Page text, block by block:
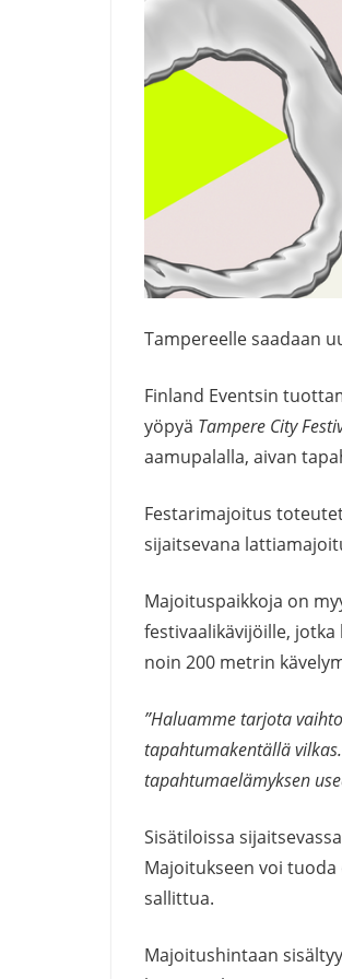
Tampereelle saadaan
Finland Eventsin
yöpyä Tampere City
aamupalalla, aivan
Festarimajoitus
sijaitsevana
Majoituspaikkoja on
festivaalikävijöille,
noin 200 metrin
”Haluamme tarjota
tapahtumakentällä
tapahtumaelämyksen
Sisätiloissa
Majoitukseen voi
sallittua.
Majoitushintaan